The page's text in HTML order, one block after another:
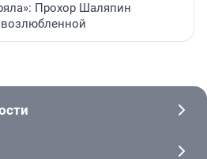
Прохор Шаляпин